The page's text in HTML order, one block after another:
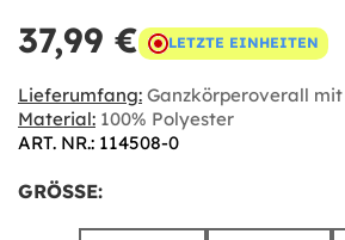
37,99 € LETZTE EINHEITEN
Lieferumfang: Ganzkörperoverall mit
Material: 100% Polyester
ART. NR.: 114508-0
GRÖSSE: